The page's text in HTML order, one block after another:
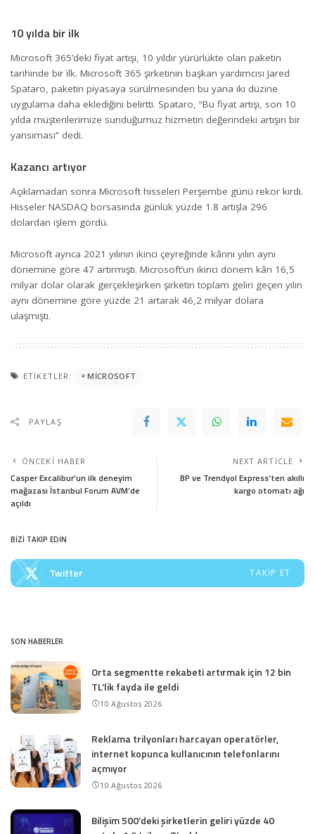
10 yılda bir ilk
Microsoft 365’deki fiyat artışı, 10 yıldır yürürlükte olan paketin
tarihinde bir ilk. Microsoft 365 şirketinin başkan yardımcısı Jared
Spataro, paketin piyasaya sürülmesinden bu yana iki düzine
uygulama daha eklediğini belirtti. Spataro, “Bu fiyat artışı, son 10
yılda müşterilerimize sunduğumuz hizmetin değerindeki artışın bir
yansıması” dedi.
Kazancı artıyor
Açıklamadan sonra Microsoft hisseleri Perşembe günü rekor kırdı.
Hisseler NASDAQ borsasında günlük yüzde 1.8 artışla 296
dolardan işlem gördü.
Microsoft ayrıca 2021 yılının ikinci çeyreğinde kârını yılın aynı
dönemine göre 47 artırmıştı. Microsoft’un ikinci dönem kârı 16,5
milyar dolar olarak gerçekleşirken şirketin toplam geliri geçen yılın
aynı dönemine göre yüzde 21 artarak 46,2 milyar dolara
ulaşmıştı.
ETIKETLER: MICROSOFT
PAYLAŞ
ÖNCEKI HABER
Casper Excalibur’un ilk deneyim
mağazası İstanbul Forum AVM’de
açıldı
NEXT ARTICLE
BP ve Trendyol Express’ten akıllı
kargo otomatı ağı
BİZİ TAKİP EDİN
Twitter TAKIP ET
SON HABERLER
Orta segmentte rekabeti artırmak için 12 bin
TL’lik fayda ile geldi
10 Ağustos 2026
Reklama trilyonları harcayan operatörler,
internet kopunca kullanıcının telefonlarını
açmıyor
10 Ağustos 2026
Bilişim 500’deki şirketlerin geliri yüzde 40